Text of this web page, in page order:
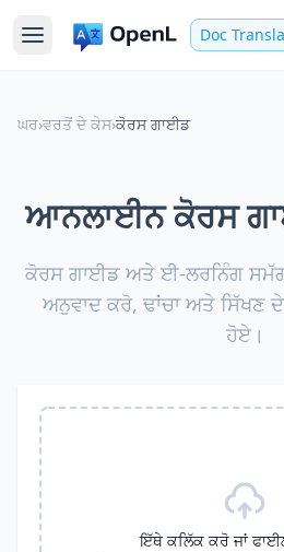
Doc
ਘਰ›ਵਰਤੋਂ ਦੇ ਕੇਸ›ਕੋਰਸ ਗਾਈਡ
ਆਨਲਾਈਨ ਕੋਰਸ
ਕੋਰਸ ਗਾਈਡ ਅਤੇ ਈ-ਲਰਨਿੰਗ
ਅਨੁਵਾਦ ਕਰੋ, ਢਾਂਚਾ ਅਤੇ ਸਿੱਖਣ
ਹੋਏ।
ਇੱਥੇ ਕਲਿੱਕ ਕਰੋ ਜਾਂ